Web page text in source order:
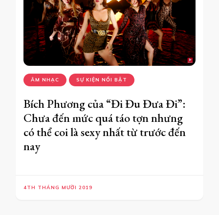
ÂM NHẠC SỰ KIỆN NỔI BẬT
Bích Phương của “Đi Đu Đưa Đi”:
Chưa đến mức quá táo tợn nhưng
có thể coi là sexy nhất từ trước đến
nay
4TH THÁNG MƯỜI 2019